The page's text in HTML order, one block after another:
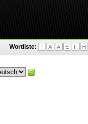
Wortliste: ' A Ä E F H